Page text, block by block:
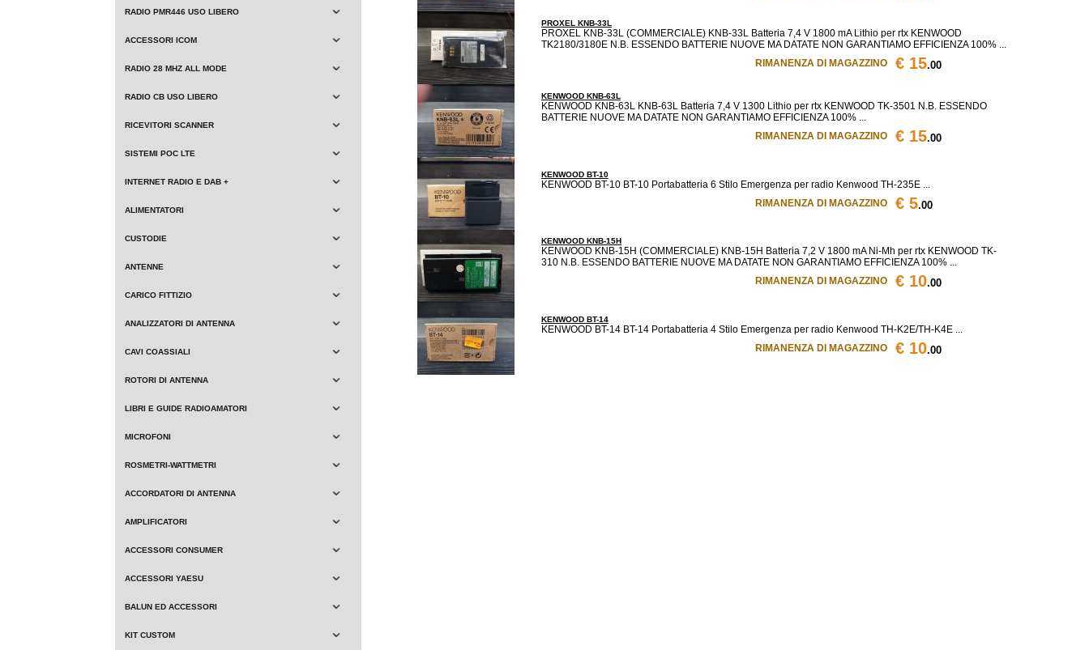
RADIO PMR446 USO LIBERO
ACCESSORI ICOM
RADIO 28 MHZ ALL MODE
RADIO CB USO LIBERO
RICEVITORI SCANNER
SISTEMI POC LTE
INTERNET RADIO E DAB +
ALIMENTATORI
CUSTODIE
ANTENNE
CARICO FITTIZIO
ANALIZZATORI DI ANTENNA
CAVI COASSIALI
ROTORI DI ANTENNA
LIBRI E GUIDE RADIOAMATORI
MICROFONI
ROSMETRI-WATTMETRI
ACCORDATORI DI ANTENNA
AMPLIFICATORI
ACCESSORI CONSUMER
ACCESSORI YAESU
BALUN ED ACCESSORI
KIT CUSTOM
PROXEL KNB-33L
PROXEL KNB-33L (COMMERCIALE) KNB-33L Batteria 7,4 V 1800 mA Lithio per rtx KENWOOD
TK2180/3180E N.B. ESSENDO BATTERIE NUOVE MA DATATE NON GARANTIAMO EFFICIENZA 100% ...
RIMANENZA DI MAGAZZINO
€ 15.00
KENWOOD KNB-63L
KENWOOD KNB-63L KNB-63L Batteria 7,4 V 1300 Lithio per rtx KENWOOD TK-3501 N.B. ESSENDO
BATTERIE NUOVE MA DATATE NON GARANTIAMO EFFICIENZA 100% ...
RIMANENZA DI MAGAZZINO
€ 15.00
KENWOOD BT-10
KENWOOD BT-10 BT-10 Portabatteria 6 Stilo Emergenza per radio Kenwood TH-235E ...
RIMANENZA DI MAGAZZINO
€ 5.00
KENWOOD KNB-15H
KENWOOD KNB-15H (COMMERCIALE) KNB-15H Batteria 7,2 V 1800 mA Ni-Mh per rtx KENWOOD TK-
310 N.B. ESSENDO BATTERIE NUOVE MA DATATE NON GARANTIAMO EFFICIENZA 100% ...
RIMANENZA DI MAGAZZINO
€ 10.00
KENWOOD BT-14
KENWOOD BT-14 BT-14 Portabatteria 4 Stilo Emergenza per radio Kenwood TH-K2E/TH-K4E ...
RIMANENZA DI MAGAZZINO
€ 10.00